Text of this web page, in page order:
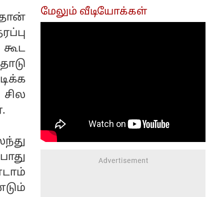
வருபவர் லோகேஷ்
கனகராஜ். மாநகரம்
மேலும் வீடியோக்கள்